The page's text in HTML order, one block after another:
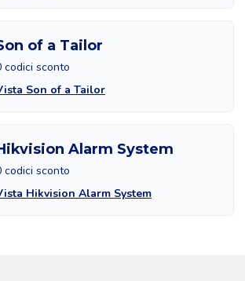
of a Tailor
codici sconto
Son of a Tailor
Alarm System
codici sconto
Hikvision Alarm System